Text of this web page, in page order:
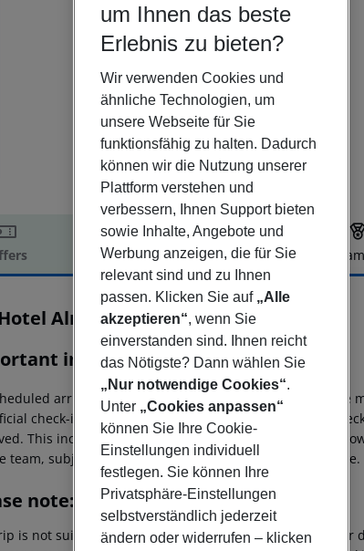
Offer description Hotel
description
Almansa
4
info
arrivals in the destination area from 04:00 in
check-in time of the respective hotel. The official
This includes return flights until 3.00 a.m. on the
team, subject to availability and for an additional charge.
note:
is not suitable for passengers with reduced mobility or
um Ihnen das beste
Erlebnis zu bieten?
Wir verwenden Cookies und
ähnliche Technologien, um
unsere Webseite für Sie
funktionsfähig zu halten. Dadurch
können wir die Nutzung unserer
Plattform verstehen und
verbessern, Ihnen Support bieten
sowie Inhalte, Angebote und
Werbung anzeigen, die für Sie
relevant sind und zu Ihnen
passen. Klicken Sie auf „Alle
akzeptieren“, wenn Sie
einverstanden sind. Ihnen reicht
das Nötigste? Dann wählen Sie
„Nur notwendige Cookies“.
Unter „Cookies anpassen“
können Sie Ihre Cookie-
Einstellungen individuell
festlegen. Sie können Ihre
Privatsphäre-Einstellungen
selbstverständlich jederzeit
ändern oder widerrufen – klicken